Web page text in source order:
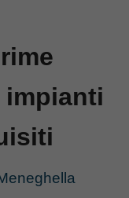
impianti